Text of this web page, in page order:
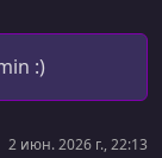
:)
2 июн. 2026 г., 22:13